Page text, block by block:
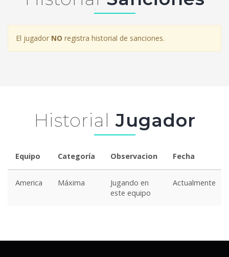
El jugador NO registra historial de sanciones.
Historial Jugador
Equipo Categoría Observacion Fecha
America Máxima
Jugando en
este equipo
Actualmente